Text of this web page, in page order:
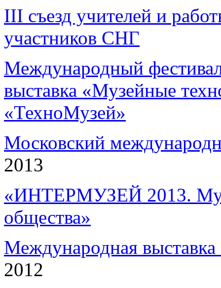
III съезд учителей и
участников СНГ
Международный
выставка «Музейные
«ТехноМузей»
Московский
2013
«ИНТЕРМУЗЕЙ 2013.
общества»
Международная
2012